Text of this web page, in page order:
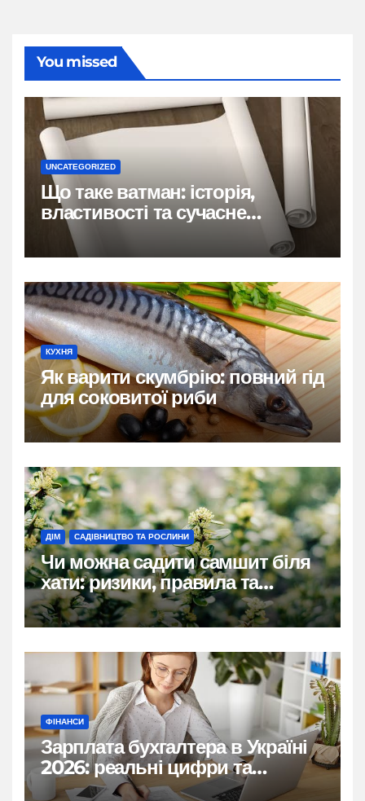
You missed
UNCATEGORIZED
Що таке ватман: історія,
властивості та сучасне
застосування
КУХНЯ
Як варити скумбрію: повний гід
для соковитої риби
ДІМ САДІВНИЦТВО ТА РОСЛИНИ
Чи можна садити самшит біля
хати: ризики, правила та
практичні рішення
ФІНАНСИ
Зарплата бухгалтера в Україні
2026: реальні цифри та
нюанси